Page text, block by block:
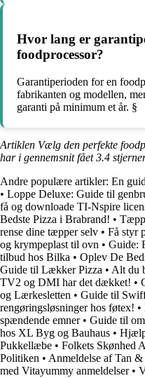
Hvor lang er
foodprocessor?
Garantiperioden for en
fabrikanten og modellen,
garanti på minimum et år. §
Artiklen Vælg den perfekte
har i gennemsnit fået3.4
Andre populære artikler: En
• Loppe Deluxe: Guide til
få og downloade TI-Nspire
Bedste Pizza i Brabrand! •
rense dine tæpper selv • Få styr
og krympeplast til ovn • Guide:
tilbud hos Bilka • Oplev De
Guide til Lækker Pizza • Alt du
TV2 og DMI har det dækket! •
og Lærkesletten • Guide til
rengøringsløsninger hos føtex! •
spændende emner• Guide til
hos XL Byg og Bauhaus •
Pukkellæbe • Folkets Skønhed
Politiken • Anmeldelse af Tan
med Vitayummy anmeldelser•